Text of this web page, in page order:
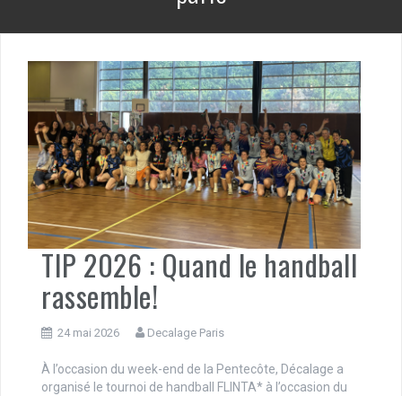
TIP 2026 : Quand le handball
rassemble!
24 mai 2026 Decalage Paris
À l’occasion du week-end de la Pentecôte, Décalage a
organisé le tournoi de handball FLINTA* à l’occasion du